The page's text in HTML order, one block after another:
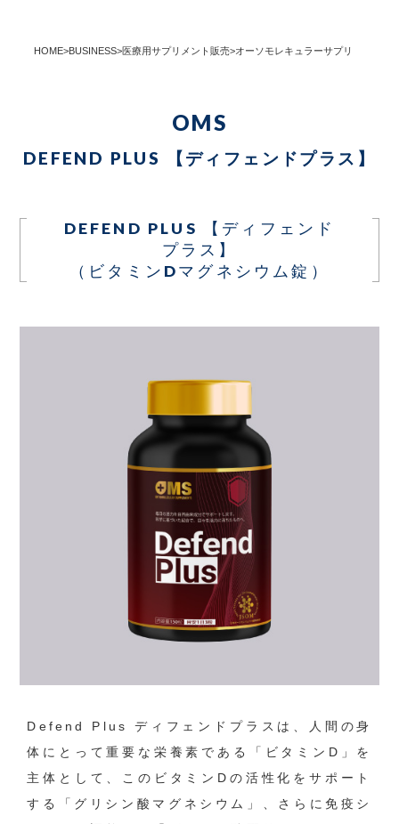
HOME>BUSINESS>医療用サプリメント販売>オーソモレキュラーサプリメント
OMS
DEFEND PLUS 【ディフェンドプラス】
DEFEND PLUS 【ディフェンド
プラス】
（ビタミンDマグネシウム錠）
Defend Plus ディフェンドプラスは、人間の身
体にとって重要な栄養素である「ビタミンD」を
主体として、このビタミンDの活性化をサポート
する「グリシン酸マグネシウム」、さらに免疫シ